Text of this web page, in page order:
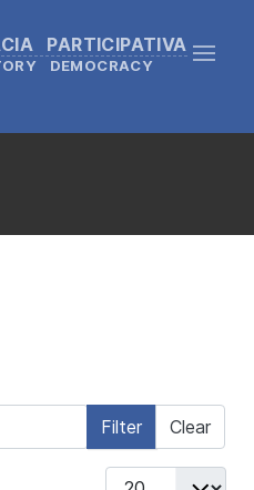
PARTICIPATIVA
DEMOCRACY
Filter Clear
Display #